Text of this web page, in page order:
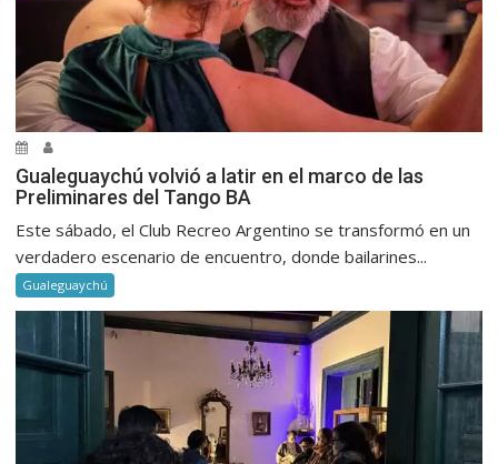
Gualeguaychú volvió a latir en el marco de las
Preliminares del Tango BA
Este sábado, el Club Recreo Argentino se transformó en un
verdadero escenario de encuentro, donde bailarines...
Gualeguaychú